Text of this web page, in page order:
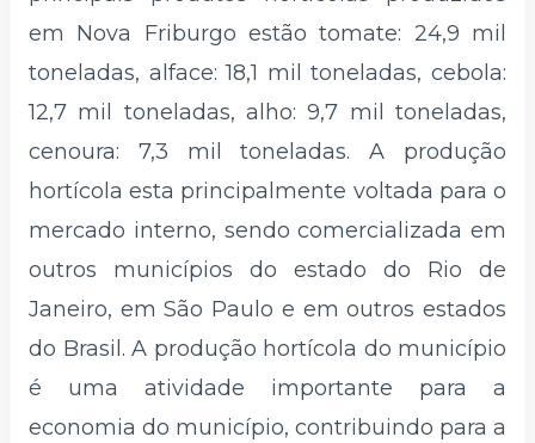
em Nova Friburgo estão tomate: 24,9 mil
toneladas, alface: 18,1 mil toneladas, cebola:
12,7 mil toneladas, alho: 9,7 mil toneladas,
cenoura: 7,3 mil toneladas. A produção
hortícola esta principalmente voltada para o
mercado interno, sendo comercializada em
outros municípios do estado do Rio de
Janeiro, em São Paulo e em outros estados
do Brasil. A produção hortícola do município
é uma atividade importante para a
economia do município, contribuindo para a